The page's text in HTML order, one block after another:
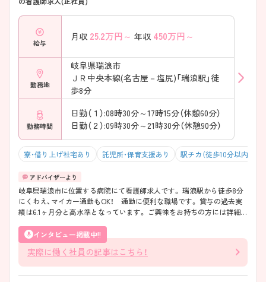
給与
月収 25.2万円～ 年収 450万円～
勤務地
岐阜県瑞浪市
ＪＲ中央本線(名古屋－塩尻)「瑞浪駅」徒
歩8分
勤務時間
日勤（１）:08時30分～17時15分（休憩60分）
日勤（２）:09時30分～21時30分（休憩90分）
寮・借り上げ社宅あり 託児所・保育支援あり 駅チカ（徒歩10分以内）
岐阜県瑞浪市に位置する病院にて看護師求人です。 瑞浪駅から徒歩8分
にくわえ、マイカー通勤もOK！ 通勤に便利な職場です。 賞与の過去実
績は6.1ヶ月分と高水準となっています。 ご興味をお持ちの方には詳細の
いませ。インタビュー掲載中!!
実際に働く社員の記事はこちら！